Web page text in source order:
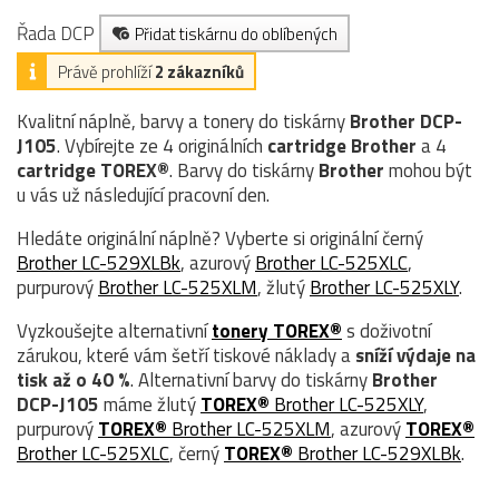
Řada DCP
Přidat tiskárnu do oblíbených
Právě prohlíží2 zákazníků
Kvalitní náplně, barvy a tonery do tiskárnyBrother DCP-
J105. Vybírejte ze 4 originálních cartridgeBrothera 4
cartridge TOREX®. Barvy do tiskárnyBrothermohou být
u vás už následující pracovní den.
Hledáte originální náplně? Vyberte si originální černý
Brother LC-529XLBk, azurovýBrother LC-525XLC,
purpurovýBrother LC-525XLM, žlutýBrother LC-525XLY.
Vyzkoušejte alternativnítonery TOREX®s doživotní
zárukou, které vám šetří tiskové náklady asníží výdaje na
tisk až o 40 %. Alternativní barvy do tiskárnyBrother
DCP-J105máme žlutýTOREX® Brother LC-525XLY,
purpurovýTOREX® Brother LC-525XLM, azurovýTOREX®
Brother LC-525XLC, černýTOREX® Brother LC-529XLBk.